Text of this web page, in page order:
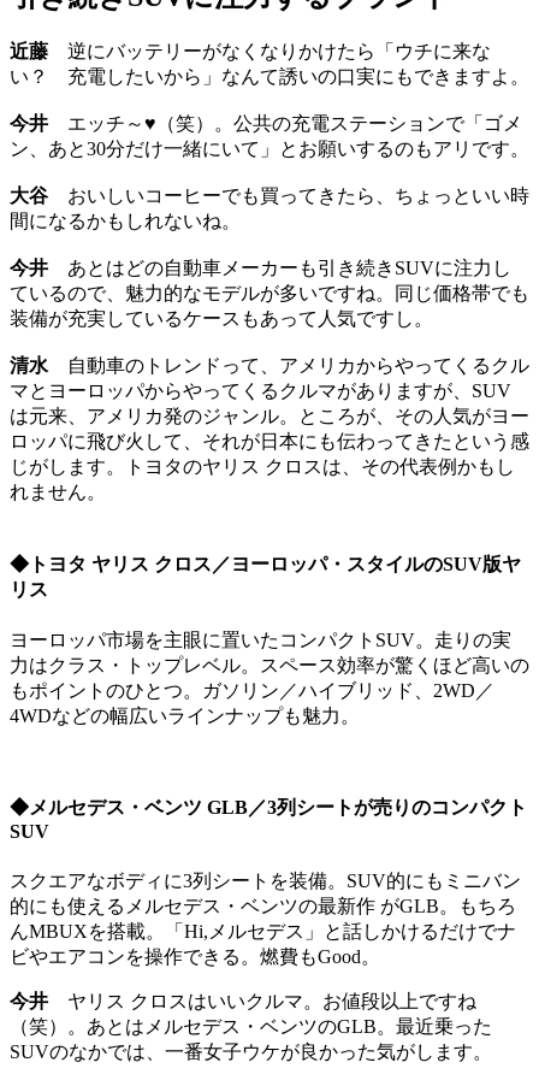
近藤 逆にバッテリーがなくなりかけたら「ウチに来な
い？ 充電したいから」なんて誘いの口実にもできますよ。
今井 エッチ～♥（笑）。公共の充電ステーションで「ゴメ
ン、あと30分だけ一緒にいて」とお願いするのもアリです。
大谷 おいしいコーヒーでも買ってきたら、ちょっといい時
間になるかもしれないね。
今井 あとはどの自動車メーカーも引き続きSUVに注力し
ているので、魅力的なモデルが多いですね。同じ価格帯でも
装備が充実しているケースもあって人気ですし。
清水 自動車のトレンドって、アメリカからやってくるクル
マとヨーロッパからやってくるクルマがありますが、SUV
は元来、アメリカ発のジャンル。ところが、その人気がヨー
ロッパに飛び火して、それが日本にも伝わってきたという感
じがします。トヨタのヤリス クロスは、その代表例かもし
れません。
◆トヨタ ヤリス クロス／ヨーロッパ・スタイルのSUV版ヤ
リス
ヨーロッパ市場を主眼に置いたコンパクトSUV。走りの実
力はクラス・トップレベル。スペース効率が驚くほど高いの
もポイントのひとつ。ガソリン／ハイブリッド、2WD／
4WDなどの幅広いラインナップも魅力。
◆メルセデス・ベンツ GLB／3列シートが売りのコンパクト
SUV
スクエアなボディに3列シートを装備。SUV的にもミニバン
的にも使えるメルセデス・ベンツの最新作 がGLB。もちろ
んMBUXを搭載。「Hi,メルセデス」と話しかけるだけでナ
ビやエアコンを操作できる。燃費もGood。
今井 ヤリス クロスはいいクルマ。お値段以上ですね
（笑）。あとはメルセデス・ベンツのGLB。最近乗った
SUVのなかでは、一番女子ウケが良かった気がします。